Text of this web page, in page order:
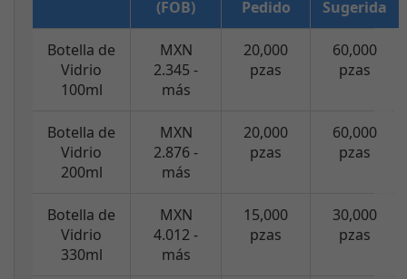
(FOB)
Pedido
Sugerida
Botella de
Vidrio
100ml
MXN
2.345 -
más
20,000
pzas
60,000
pzas
Botella de
Vidrio
200ml
MXN
2.876 -
más
20,000
pzas
60,000
pzas
Botella de
Vidrio
330ml
MXN
4.012 -
más
15,000
pzas
30,000
pzas